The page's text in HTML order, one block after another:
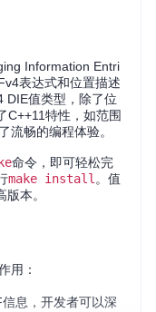
Information Entri
表达式和位置描述
DIE值类型，除了位
C++11特性，如范围
流畅的编程体验。
命令，即可轻松完
make install 。值
本。
用：
息，开发者可以深